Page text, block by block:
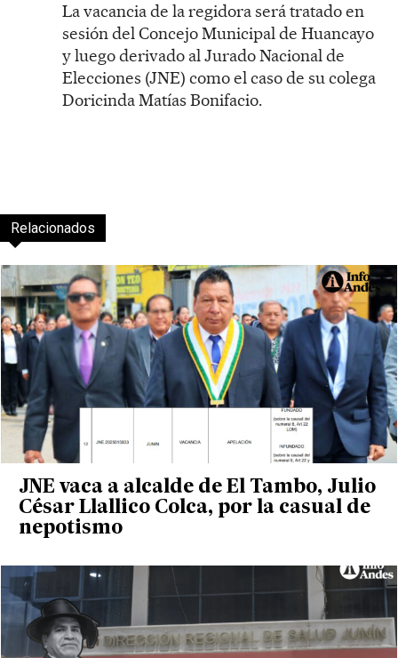
La vacancia de la regidora será tratado en
sesión del Concejo Municipal de Huancayo
y luego derivado al Jurado Nacional de
Elecciones (JNE) como el caso de su colega
Doricinda Matías Bonifacio.
Relacionados
JNE vaca a alcalde de El Tambo, Julio
César Llallico Colca, por la casual de
nepotismo